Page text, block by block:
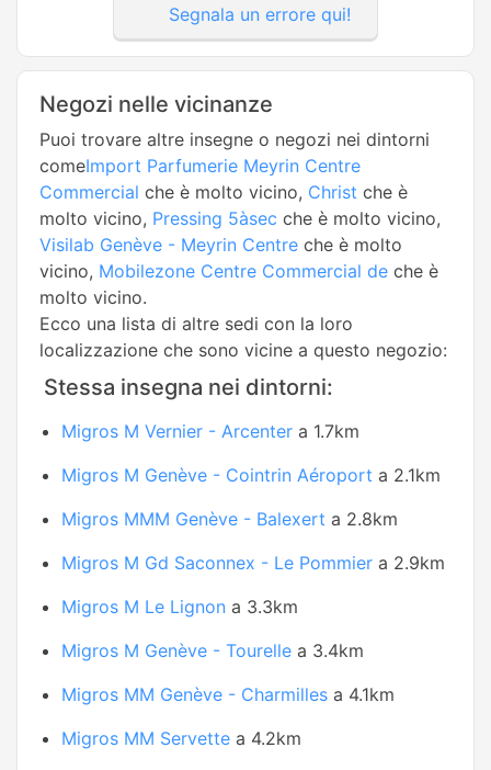
Segnala un errore qui!
Negozi nelle vicinanze
Puoi trovare altre insegne o negozi nei dintorni
comeImport Parfumerie Meyrin Centre
Commercial che è molto vicino, Christ che è
molto vicino, Pressing 5àsec che è molto vicino,
Visilab Genève - Meyrin Centre che è molto
vicino, Mobilezone Centre Commercial de che è
molto vicino.
Ecco una lista di altre sedi con la loro
localizzazione che sono vicine a questo negozio:
Stessa insegna nei dintorni:
Migros M Vernier - Arcenter a 1.7km
Migros M Genève - Cointrin Aéroport a 2.1km
Migros MMM Genève - Balexert a 2.8km
Migros M Gd Saconnex - Le Pommier a 2.9km
Migros M Le Lignon a 3.3km
Migros M Genève - Tourelle a 3.4km
Migros MM Genève - Charmilles a 4.1km
Migros MM Servette a 4.2km